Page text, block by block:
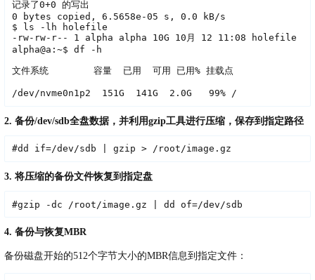
记录了0+0 的写出
0 bytes copied, 6.5658e-05 s, 0.0 kB/s
$ ls -lh holefile
-rw-rw-r-- 1 alpha alpha 10G 10月 12 11:08 holefile
alpha@a:~$ df -h
文件系统        容量  已用  可用 已用% 挂载点
/dev/nvme0n1p2  151G  141G  2.0G   99% /
2. 备份/dev/sdb全盘数据，并利用gzip工具进行压缩，保存到指定路径
#dd if=/dev/sdb | gzip > /root/image.gz
3. 将压缩的备份文件恢复到指定盘
#gzip -dc /root/image.gz | dd of=/dev/sdb
4. 备份与恢复MBR
备份磁盘开始的512个字节大小的MBR信息到指定文件：